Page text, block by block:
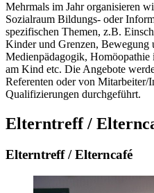
Mehrmals im Jahr organisieren
Sozialraum Bildungs- oder
spezifischen Themen, z.B.
Kinder und Grenzen, Bewegung
Medienpädagogik,
am Kind etc. Die Angebote
Referenten oder von Mitarbeiter/
Qualifizierungen durchgeführt.
Elterntreff /
Elterntreff / Elterncafé